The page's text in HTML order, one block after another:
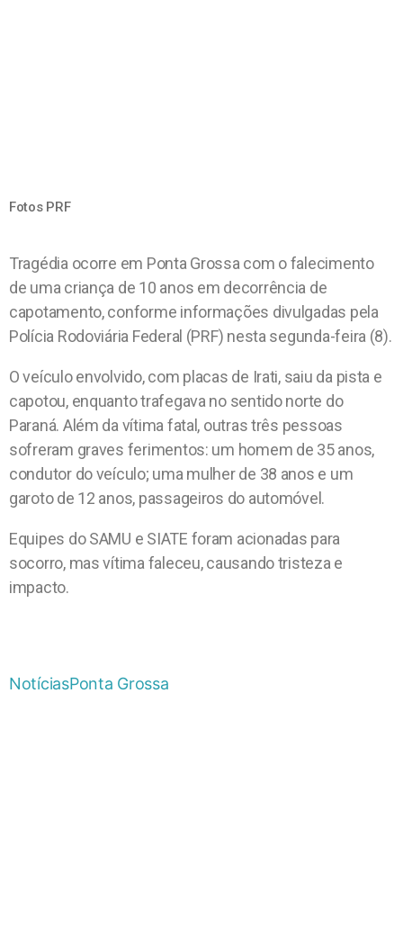
Fotos PRF
Tragédia ocorre em Ponta Grossa com o falecimento
de uma criança de 10 anos em decorrência de
capotamento, conforme informações divulgadas pela
Polícia Rodoviária Federal (PRF) nesta segunda-feira (8).
O veículo envolvido, com placas de Irati, saiu da pista e
capotou, enquanto trafegava no sentido norte do
Paraná. Além da vítima fatal, outras três pessoas
sofreram graves ferimentos: um homem de 35 anos,
condutor do veículo; uma mulher de 38 anos e um
garoto de 12 anos, passageiros do automóvel.
Equipes do SAMU e SIATE foram acionadas para
socorro, mas vítima faleceu, causando tristeza e
impacto.
NotíciasPonta Grossa